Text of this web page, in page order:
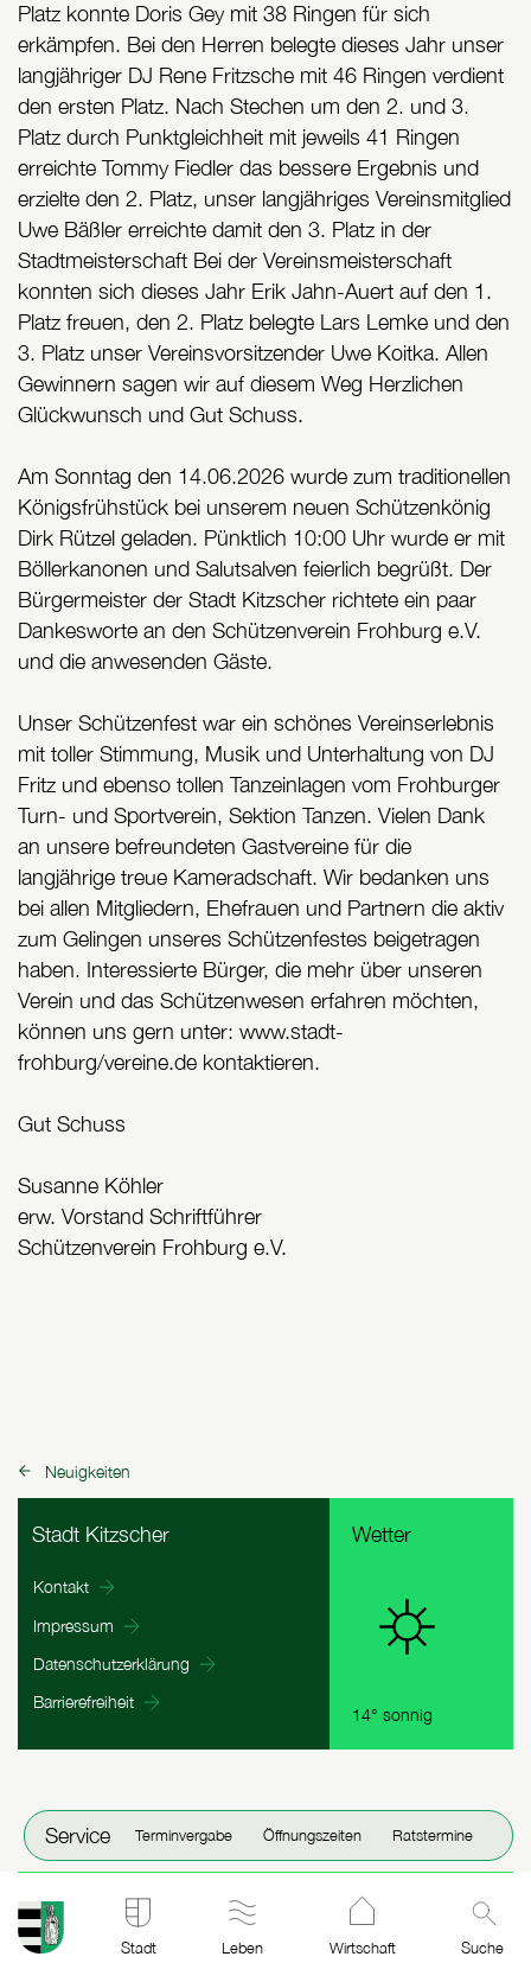
Stadt Kitzscher: zur Startseite
Stadt Leben Wirtschaft Suche
Service
Fenster schließen
Terminvergabe Öffnungszeiten Ratstermine
Platz konnte Doris Gey mit 38 Ringen für sich
erkämpfen. Bei den Herren belegte dieses Jahr unser
langjähriger DJ Rene Fritzsche mit 46 Ringen verdient
den ersten Platz. Nach Stechen um den 2. und 3.
Platz durch Punktgleichheit mit jeweils 41 Ringen
erreichte Tommy Fiedler das bessere Ergebnis und
erzielte den 2. Platz, unser langjähriges Vereinsmitglied
Uwe Bäßler erreichte damit den 3. Platz in der
Stadtmeisterschaft Bei der Vereinsmeisterschaft
konnten sich dieses Jahr Erik Jahn-Auert auf den 1.
Platz freuen, den 2. Platz belegte Lars Lemke und den
3. Platz unser Vereinsvorsitzender Uwe Koitka. Allen
Gewinnern sagen wir auf diesem Weg Herzlichen
Glückwunsch und Gut Schuss.
Am Sonntag den 14.06.2026 wurde zum traditionellen
Königsfrühstück bei unserem neuen Schützenkönig
Dirk Rützel geladen. Pünktlich 10:00 Uhr wurde er mit
Böllerkanonen und Salutsalven feierlich begrüßt. Der
Bürgermeister der Stadt Kitzscher richtete ein paar
Dankesworte an den Schützenverein Frohburg e.V.
und die anwesenden Gäste.
Unser Schützenfest war ein schönes Vereinserlebnis
mit toller Stimmung, Musik und Unterhaltung von DJ
Fritz und ebenso tollen Tanzeinlagen vom Frohburger
Turn- und Sportverein, Sektion Tanzen. Vielen Dank
an unsere befreundeten Gastvereine für die
langjährige treue Kameradschaft. Wir bedanken uns
bei allen Mitgliedern, Ehefrauen und Partnern die aktiv
zum Gelingen unseres Schützenfestes beigetragen
haben. Interessierte Bürger, die mehr über unseren
Verein und das Schützenwesen erfahren möchten,
können uns gern unter: www.stadt-
frohburg/vereine.de kontaktieren.
Gut Schuss
Susanne Köhler
erw. Vorstand Schriftführer
Schützenverein Frohburg e.V.
zurück zu:
Neuigkeiten
Fußbereich Informationen
Stadt Kitzscher
Kontakt
Impressum
Datenschutzerklärung
Barrierefreiheit
Wetter
14° sonnig